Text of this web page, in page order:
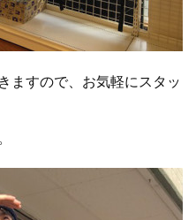
ますので、お気軽にスタッ